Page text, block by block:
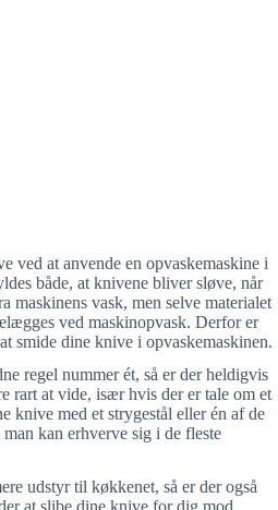
ved at anvende en opvaskemaskine i
både, at knivene bliver sløve, når
maskinens vask, men selve materialet
ved maskinopvask. Derfor er
smide dine knive i opvaskemaskinen.
regel nummer ét, så er der heldigvis
rart at vide, især hvis der er tale om et
knive med et strygestål eller én af de
kan erhverve sig i de fleste
udstyr til køkkenet, så er der også